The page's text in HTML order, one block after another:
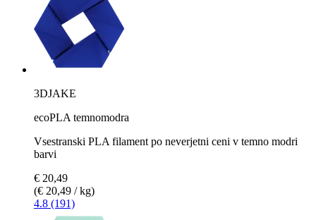
3DJAKE
ecoPLA temnomodra
Vsestranski PLA filament po neverjetni ceni v temno modri
barvi
€ 20,49
(€ 20,49 / kg)
4.8 (191)